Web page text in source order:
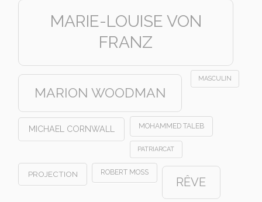
MARIE-LOUISE VON
FRANZ
MARION WOODMAN
MASCULIN
MICHAEL CORNWALL MOHAMMED TALEB
PATRIARCAT
PROJECTION ROBERT MOSS
RÊVE